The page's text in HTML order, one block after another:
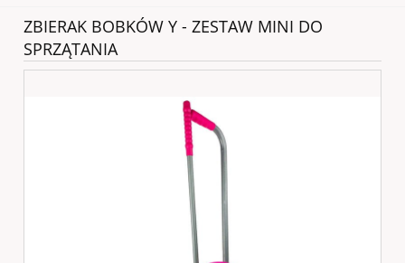
ZBIERAK BOBKÓW Y - ZESTAW MINI DO
SPRZĄTANIA